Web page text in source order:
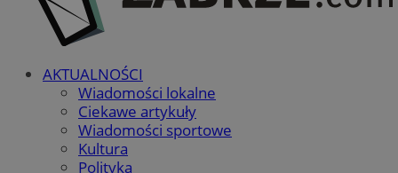
AKTUALNOŚCI
Wiadomości lokalne
Ciekawe artykuły
Wiadomości sportowe
Kultura
Polityka